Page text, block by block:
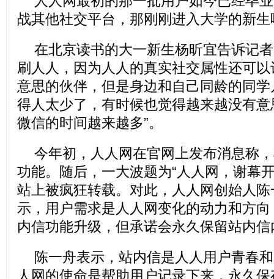
战其他社交平台，那刚刚进入大学的新生
在北京读书的大一新生杨昕宜告诉记
刷人人，因为人人的真实社交属性还可
意思的伙伴，但是身边和自己同龄的同学
得人太少了，有时候也觉得越来越没有
微信的时间越来越多”。
今年初，人人网在官网上发布消息称
功能。随后，一大波题为“人人网，谢幕
站上被疯狂转载。对此，人人网创始人
示，用户需求是人人网变化的动力和方
内信功能升级，但承诺会永久保留站内
陈一舟表示，站内信是人人用户青春
人网的使命是帮助用户记录下来，永久